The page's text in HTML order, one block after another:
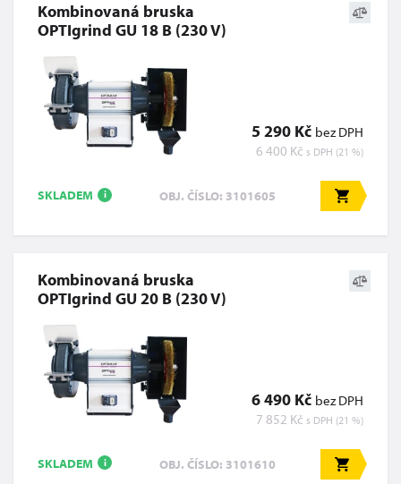
Kombinovaná bruska
OPTIgrind GU 18 B (230 V)
5 290 Kč bez DPH
6 400 Kč s DPH (21 %)
SKLADEM i OBJ. ČÍSLO: 3101605
Kombinovaná bruska
OPTIgrind GU 20 B (230 V)
6 490 Kč bez DPH
7 852 Kč s DPH (21 %)
SKLADEM i OBJ. ČÍSLO: 3101610